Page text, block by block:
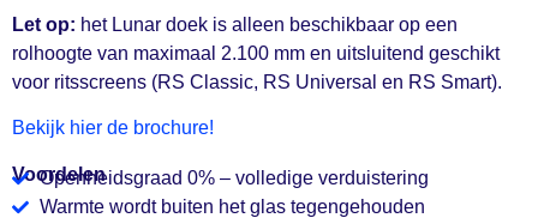
Let op: het Lunar doek is alleen beschikbaar op een
rolhoogte van maximaal 2.100 mm en uitsluitend geschikt
voor ritsscreens (RS Classic, RS Universal en RS Smart).
Bekijk hier de brochure!
Voordelen
Openheidsgraad 0% – volledige verduistering
Warmte wordt buiten het glas tegengehouden